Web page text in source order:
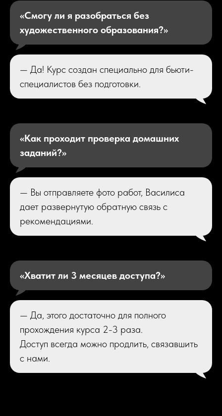
«Смогу ли я разобраться без
художественного образования?»
— Да! Курс создан специально для бьюти-
специалистов без подготовки.
«Как проходит проверка домашних
заданий?»
— Вы отправляете фото работ, Василиса
дает развернутую обратную связь с
рекомендациями.
«Хватит ли 3 месяцев доступа?»
— Да, этого достаточно для полного
прохождения курса 2-3 раза.
Доступ всегда можно продлить, связавшить
с нами.